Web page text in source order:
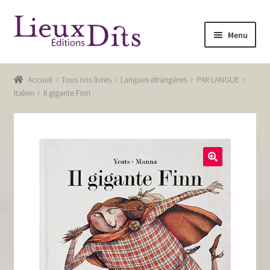
Aller
à
navigation
Aller
au
Menu
Accueil
Commande
Conditions générales de vente
Glossaire
Mentions légales / Données personnelles
Recevoir notre newsletter
Accueil Tous nos livres Langues étrangères
PAR LANGUE
Italien
Il gigante Finn